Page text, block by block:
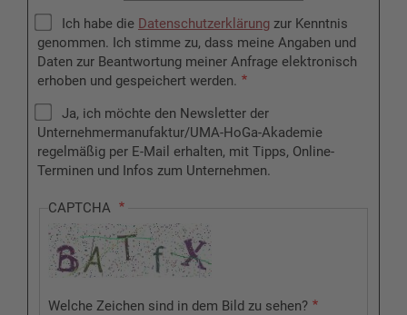
Ich habe die Datenschutzerklärung zur Kenntnis
genommen. Ich stimme zu, dass meine Angaben und
Daten zur Beantwortung meiner Anfrage elektronisch
erhoben und gespeichert werden.
Ja, ich möchte den Newsletter der
Unternehmermanufaktur/UMA-HoGa-Akademie
regelmäßig per E-Mail erhalten, mit Tipps, Online-
Terminen und Infos zum Unternehmen.
CAPTCHA
Welche Zeichen sind in dem Bild zu sehen?